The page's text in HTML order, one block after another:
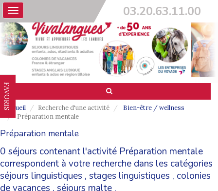
Toggle
navigation
03.20.63.11.00
FAVORIS
Accueil Recherche d'une activité
Bien-être / wellness
Préparation mentale
Préparation mentale
0 séjours contenant l'activité Préparation mentale
correspondent à votre recherche dans les catégories
séjours linguistiques , stages linguistiques , colonies
de vacances , séjours malte .